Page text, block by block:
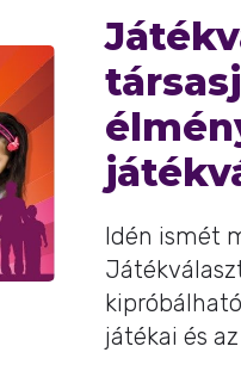
Idén ismét
játékai és